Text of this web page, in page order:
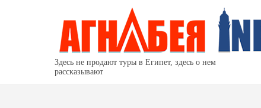
Здесь не продают туры в Египет, здесь о нем
рассказывают